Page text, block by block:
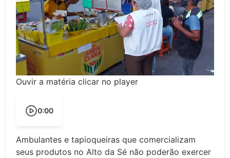
Ouvir a matéria clicar no player
0:00
Ambulantes e tapioqueiras que comercializam
seus produtos no Alto da Sé não poderão exercer